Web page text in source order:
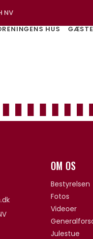
NV
HUS
OM OS
Bestyrelsen
Fotos
Videoer
Julestue